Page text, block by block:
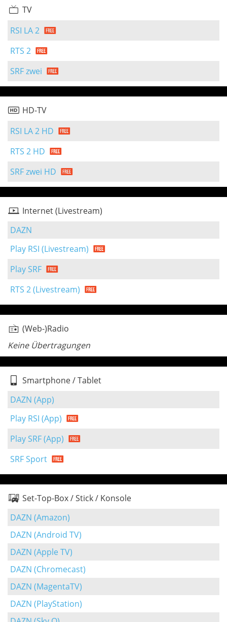
TV
RSI LA 2
RTS 2
SRF zwei
HD-TV
RSI LA 2 HD
RTS 2 HD
SRF zwei HD
Internet (Livestream)
DAZN
Play RSI (Livestream)
Play SRF
RTS 2 (Livestream)
(Web-)Radio
Keine Übertragungen
Smartphone / Tablet
DAZN (App)
Play RSI (App)
Play SRF (App)
SRF Sport
Set-Top-Box / Stick / Konsole
DAZN (Amazon)
DAZN (Android TV)
DAZN (Apple TV)
DAZN (Chromecast)
DAZN (MagentaTV)
DAZN (PlayStation)